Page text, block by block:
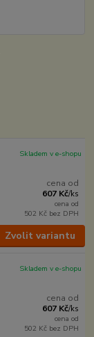
cena od
607 Kč/ks
cena od
502 Kč bez DPH
Skladem v e-shopu
Zvolit variantu
cena od
607 Kč/ks
cena od
502 Kč bez DPH
Skladem v e-shopu